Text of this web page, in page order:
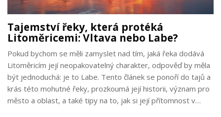
Tajemství řeky, která protéká
Litoměricemi: Vltava nebo Labe?
Pokud bychom se měli zamyslet nad tím, jaká řeka dodává
Litoměricím její neopakovatelný charakter, odpověď by měla
být jednoduchá: je to Labe. Tento článek se ponoří do tajů a
krás této mohutné řeky, prozkoumá její historii, význam pro
město a oblast, a také tipy na to, jak si její přítomnost v